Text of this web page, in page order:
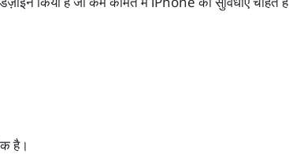
किया है जो कम कीमत में iPhone की सुविधाएं चाहते हैं
है।